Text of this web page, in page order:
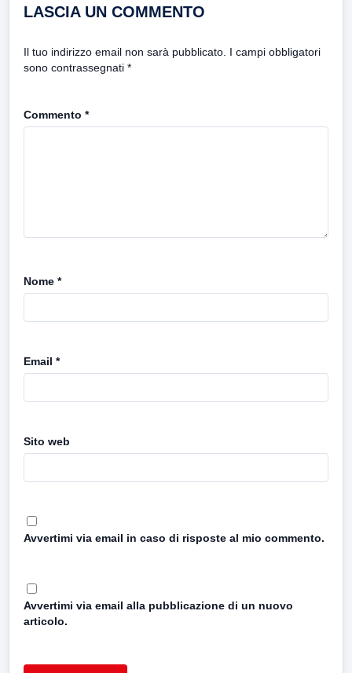
LASCIA UN COMMENTO
Il tuo indirizzo email non sarà pubblicato. I campi obbligatori
sono contrassegnati *
Commento *
Nome *
Email *
Sito web
Avvertimi via email in caso di risposte al mio commento.
Avvertimi via email alla pubblicazione di un nuovo
articolo.